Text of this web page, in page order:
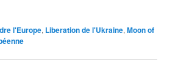
l'Europe, Liberation de l'Ukraine,Moon of